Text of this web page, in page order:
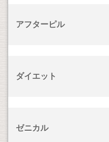
アフターピル
ダイエット
ゼニカル